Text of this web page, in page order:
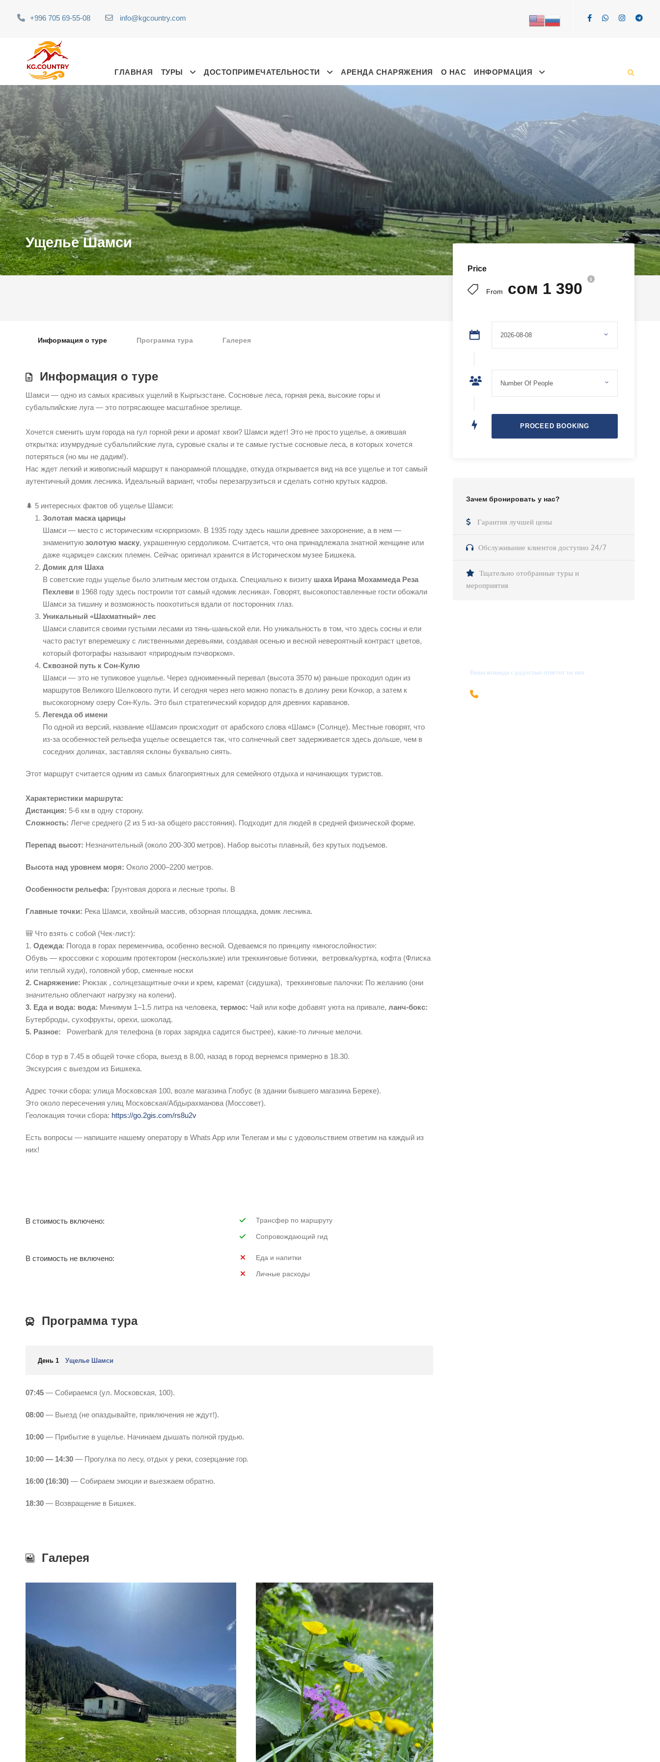
+996 705 69-55-08 info@kgcountry.com
ГЛАВНАЯ ТУРЫ ДОСТОПРИМЕЧАТЕЛЬНОСТИ АРЕНДА СНАРЯЖЕНИЯ О НАС ИНФОРМАЦИЯ
Ущелье Шамси
Price
From сом 1 390
Зачем бронировать у нас?
Гарантия лучшей цены
Обслуживание клиентов доступно 24/7
Тщательно отобранные туры и
мероприятия
Наша команда с радостью ответит на них
Информация о туре Программа тура Галерея
Информация о туре
Шамси — одно из самых красивых ущелий в Кыргызстане. Сосновые леса, горная река, высокие горы и
субальпийские луга — это потрясающее масштабное зрелище.
Хочется сменить шум города на гул горной реки и аромат хвои? Шамси ждет! Это не просто ущелье, а ожившая
открытка: изумрудные субальпийские луга, суровые скалы и те самые густые сосновые леса, в которых хочется
потеряться (но мы не дадим!).
Нас ждет легкий и живописный маршрут к панорамной площадке, откуда открывается вид на все ущелье и тот самый
аутентичный домик лесника. Идеальный вариант, чтобы перезагрузиться и сделать сотню крутых кадров.
🌲 5 интересных фактов об ущелье Шамси:
Золотая маска царицы
Шамси — место с историческим «сюрпризом». В 1935 году здесь нашли древнее захоронение, а в нем —
знаменитую золотую маску, украшенную сердоликом. Считается, что она принадлежала знатной женщине или
даже «царице» сакских племен. Сейчас оригинал хранится в Историческом музее Бишкека.
Домик для Шаха
В советские годы ущелье было элитным местом отдыха. Специально к визиту шаха Ирана Мохаммеда Реза
Пехлеви в 1968 году здесь построили тот самый «домик лесника». Говорят, высокопоставленные гости обожали
Шамси за тишину и возможность поохотиться вдали от посторонних глаз.
Уникальный «Шахматный» лес
Шамси славится своими густыми лесами из тянь-шаньской ели. Но уникальность в том, что здесь сосны и ели
часто растут вперемешку с лиственными деревьями, создавая осенью и весной невероятный контраст цветов,
который фотографы называют «природным пэчворком».
Сквозной путь к Сон-Кулю
Шамси — это не тупиковое ущелье. Через одноименный перевал (высота 3570 м) раньше проходил один из
маршрутов Великого Шелкового пути. И сегодня через него можно попасть в долину реки Кочкор, а затем к
высокогорному озеру Сон-Куль. Это был стратегический коридор для древних караванов.
Легенда об имени
По одной из версий, название «Шамси» происходит от арабского слова «Шамс» (Солнце). Местные говорят, что
из-за особенностей рельефа ущелье освещается так, что солнечный свет задерживается здесь дольше, чем в
соседних долинах, заставляя склоны буквально сиять.
Этот маршрут считается одним из самых благоприятных для семейного отдыха и начинающих туристов.
Характеристики маршрута:
Дистанция: 5-6 км в одну сторону.
Сложность: Легче среднего (2 из 5 из-за общего расстояния). Подходит для людей в средней физической форме.
Перепад высот: Незначительный (около 200-300 метров). Набор высоты плавный, без крутых подъемов.
Высота над уровнем моря: Около 2000–2200 метров.
Особенности рельефа: Грунтовая дорога и лесные тропы. В
Главные точки: Река Шамси, хвойный массив, обзорная площадка, домик лесника.
🎒 Что взять с собой (Чек-лист):
1. Одежда: Погода в горах переменчива, особенно весной. Одеваемся по принципу «многослойности»:
Обувь — кроссовки с хорошим протектором (нескользкие) или треккинговые ботинки, ветровка/куртка, кофта (Флиска
или теплый худи), головной убор, сменные носки
2. Снаряжение: Рюкзак , солнцезащитные очки и крем, каремат (сидушка), треккинговые палочки: По желанию (они
значительно облегчают нагрузку на колени).
3. Еда и вода: вода: Минимум 1–1.5 литра на человека, термос: Чай или кофе добавят уюта на привале, ланч-бокс:
Бутерброды, сухофрукты, орехи, шоколад.
5. Разное: Powerbank для телефона (в горах зарядка садится быстрее), какие-то личные мелочи.
Сбор в тур в 7.45 в общей точке сбора, выезд в 8.00, назад в город вернемся примерно в 18.30.
Экскурсия с выездом из Бишкека.
Адрес точки сбора: улица Московская 100, возле магазина Глобус (в здании бывшего магазина Береке).
Это около пересечения улиц Московская/Абдырахманова (Моссовет).
Геолокация точки сбора: https://go.2gis.com/rs8u2v
Есть вопросы — напишите нашему оператору в Whats App или Телегам и мы с удовольствием ответим на каждый из
них!
В стоимость включено: Трансфер по маршруту
Сопровождающий гид
В стоимость не включено: Еда и напитки
Личные расходы
Программа тура
День 1 Ущелье Шамси
07:45 — Собираемся (ул. Московская, 100).
08:00 — Выезд (не опаздывайте, приключения не ждут!).
10:00 — Прибытие в ущелье. Начинаем дышать полной грудью.
10:00 — 14:30 — Прогулка по лесу, отдых у реки, созерцание гор.
16:00 (16:30) — Собираем эмоции и выезжаем обратно.
18:30 — Возвращение в Бишкек.
Галерея